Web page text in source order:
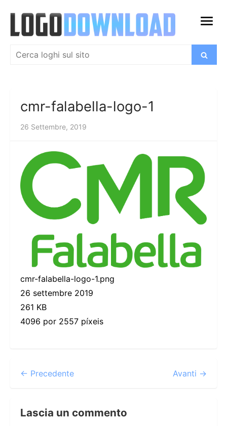
contenuto
apri
Cerca:
Cerca
cmr-falabella-logo-1
26 Settembre, 2019
cmr-falabella-logo-1.png
26 settembre 2019
261 KB
4096 por 2557 píxeis
← Precedente Avanti →
Lascia un commento